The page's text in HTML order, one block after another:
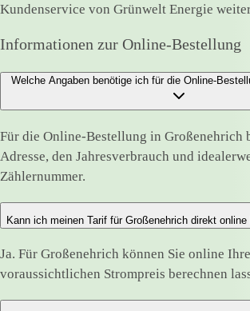
Kundenservice von Grünwelt Energie
Informationen zur Online-Bestellung
Welche Angaben benötige ich für die Online-
Für die Online-Bestellung in Großenehrich
Adresse, den Jahresverbrauch und
Zählernummer.
Kann ich meinen Tarif für Großenehrich direkt online
Ja. Für Großenehrich können Sie online
voraussichtlichen Strompreis berechnen